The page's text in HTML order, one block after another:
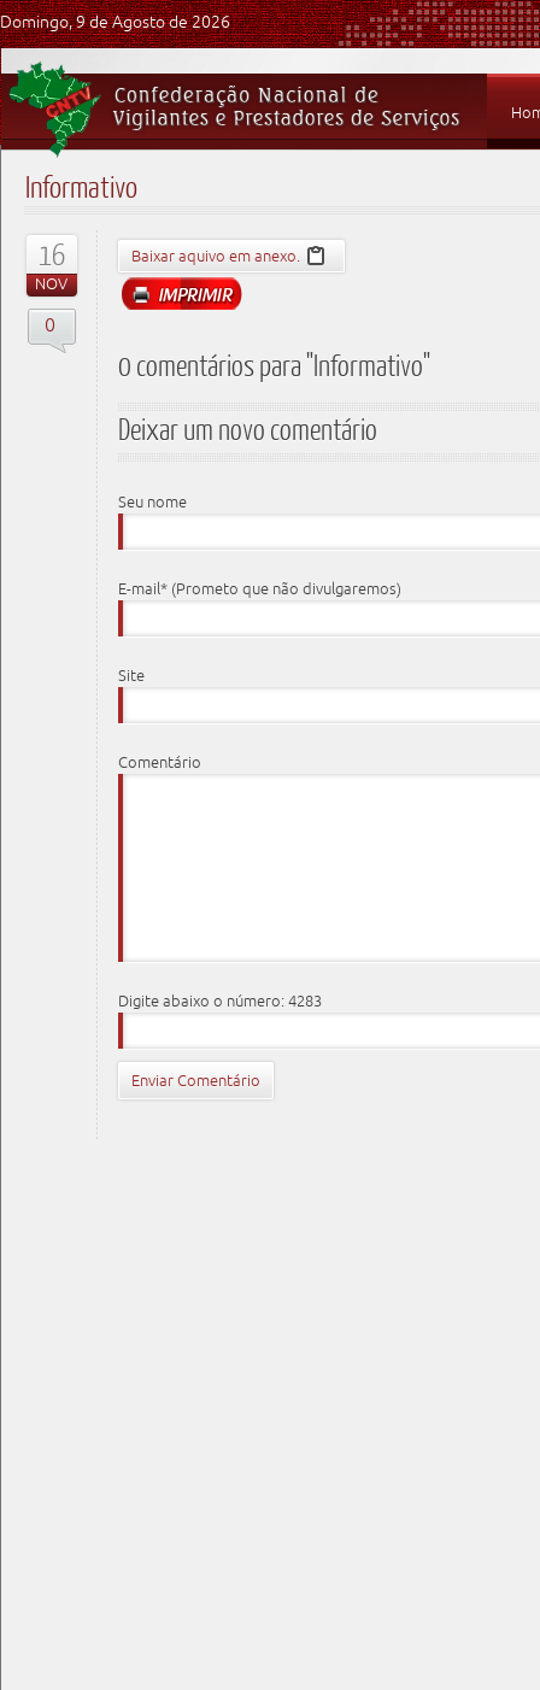
Domingo, 9 de Agosto de 2026
Informativo
16
NOV
0
Baixar aquivo em anexo.
0 comentários para "Informativo"
Deixar um novo comentário
Seu nome
E-mail* (Prometo que não divulgaremos)
Site
Comentário
Digite abaixo o número: 4283